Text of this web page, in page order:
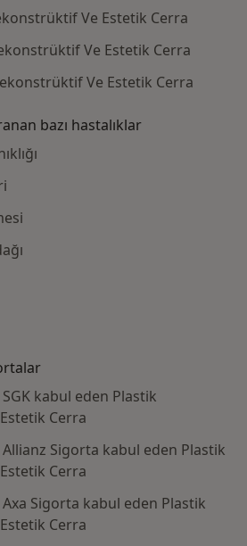
Ve Estetik Cerra
Ve Estetik Cerra
Ve Estetik Cerra
bazı hastalıklar
kabul eden Plastik
Cerra
Sigorta kabul eden Plastik
Cerra
Sigorta kabul eden Plastik
Cerra